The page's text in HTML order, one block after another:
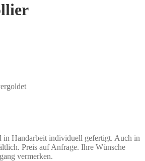
in Handarbeit individuell gefertigt. Auch in
Preis auf Anfrage. Ihre Wünsche
vermerken.